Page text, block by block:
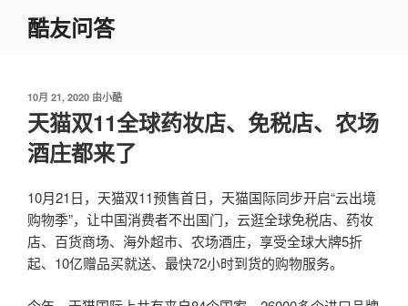
酷友问答
发
布
于
10月 21, 2020 由小酷
天猫双11全球药妆店、免税店、农场
酒庄都来了
10月21日，天猫双11预售首日，天猫国际同步开启“云出境
购物季”，让中国消费者不出国门，云逛全球免税店、药妆
店、百货商场、海外超市、农场酒庄，享受全球大牌5折
起、10亿赠品买就送、最快72小时到货的购物服务。